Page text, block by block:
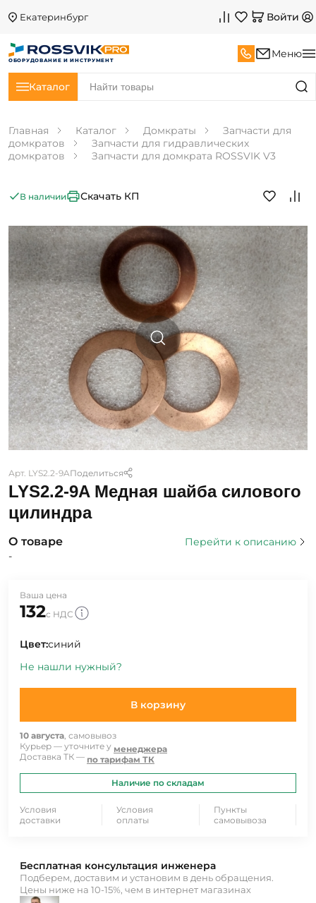
Екатеринбург Войти
ОБОРУДОВАНИЕ И ИНСТРУМЕНТ
Меню
Каталог
Главная Каталог Домкраты
Запчасти для
домкратов
Запчасти для гидравлических
домкратов
Запчасти для домкрата ROSSVIK V3
Арт. LYS2.2-9AПоделиться
LYS2.2-9A Медная шайба силового
цилиндра
В наличии Скачать КП
О товаре
Перейти к описанию
-
Ваша цена
132с НДС
Цвет:синий
Не нашли нужный?
В корзину
10 августа, самовывоз
Курьер — уточните у менеджера
Доставка ТК — по тарифам ТК
Наличие по складам
Условия
доставки
Условия
оплаты
Пункты
самовывоза
Бесплатная консультация инженера
Подберем, доставим и установим в день обращения.
Цены ниже на 10-15%, чем в интернет магазинах